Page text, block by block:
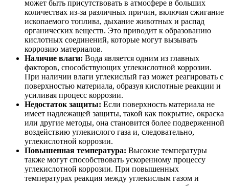
может быть присутствовать в атмосфере в больших
количествах из-за различных причин, включая сжигание
ископаемого топлива, дыхание животных и распад
органических веществ. Это приводит к образованию
кислотных соединений, которые могут вызывать
коррозию материалов.
Наличие влаги: Вода является одним из главных
факторов, способствующих углекислотной коррозии.
При наличии влаги углекислый газ может реагировать с
поверхностью материала, образуя кислотные реакции и
усиливая процесс коррозии.
Недостаток защиты: Если поверхность материала не
имеет надлежащей защиты, такой как покрытие, окраска
или другие методы, она становится более подверженной
воздействию углекислого газа и, следовательно,
углекислотной коррозии.
Повышенная температура: Высокие температуры
также могут способствовать ускоренному процессу
углекислотной коррозии. При повышенных
температурах реакция между углекислым газом и